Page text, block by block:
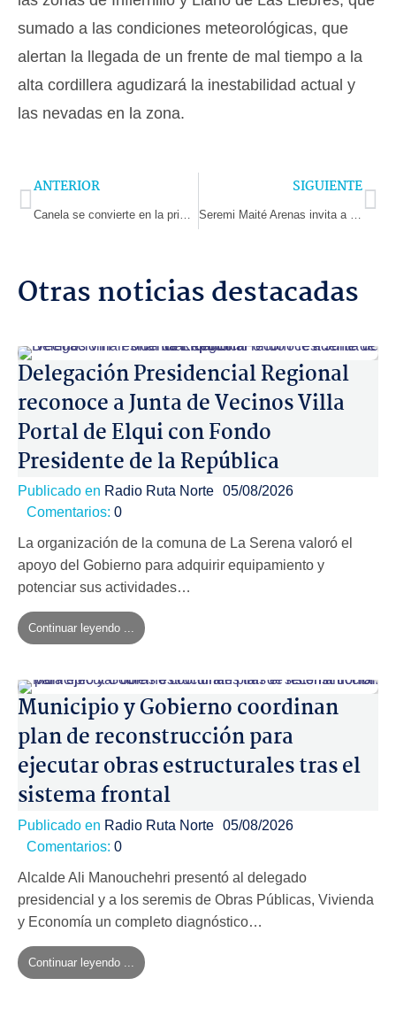
sumado a las condiciones meteorológicas, que
alertan la llegada de un frente de mal tiempo a la
alta cordillera agudizará la inestabilidad actual y
las nevadas en la zona.
Prev
ANTERIOR
Canela se convierte en la primera comuna de la región en cumplir la meta de vacunación
SIGUIENTE
Seremi Maité Arenas invita a participar de la 55° versión de la Feria Científica Nacional Juvenil
Otras noticias destacadas
Delegación Presidencial Regional
reconoce a Junta de Vecinos Villa
Portal de Elqui con Fondo
Presidente de la República
Publicado en Radio Ruta Norte 05/08/2026
Comentarios: 0
La organización de la comuna de La Serena valoró el
apoyo del Gobierno para adquirir equipamiento y
potenciar sus actividades…
Continuar leyendo ...
Municipio y Gobierno coordinan
plan de reconstrucción para
ejecutar obras estructurales tras el
sistema frontal
Publicado en Radio Ruta Norte 05/08/2026
Comentarios: 0
Alcalde Ali Manouchehri presentó al delegado
presidencial y a los seremis de Obras Públicas, Vivienda
y Economía un completo diagnóstico…
Continuar leyendo ...